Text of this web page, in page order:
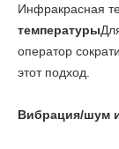
Инфракрасная
температуры
оператор
этот подход.
Вибрация/шум